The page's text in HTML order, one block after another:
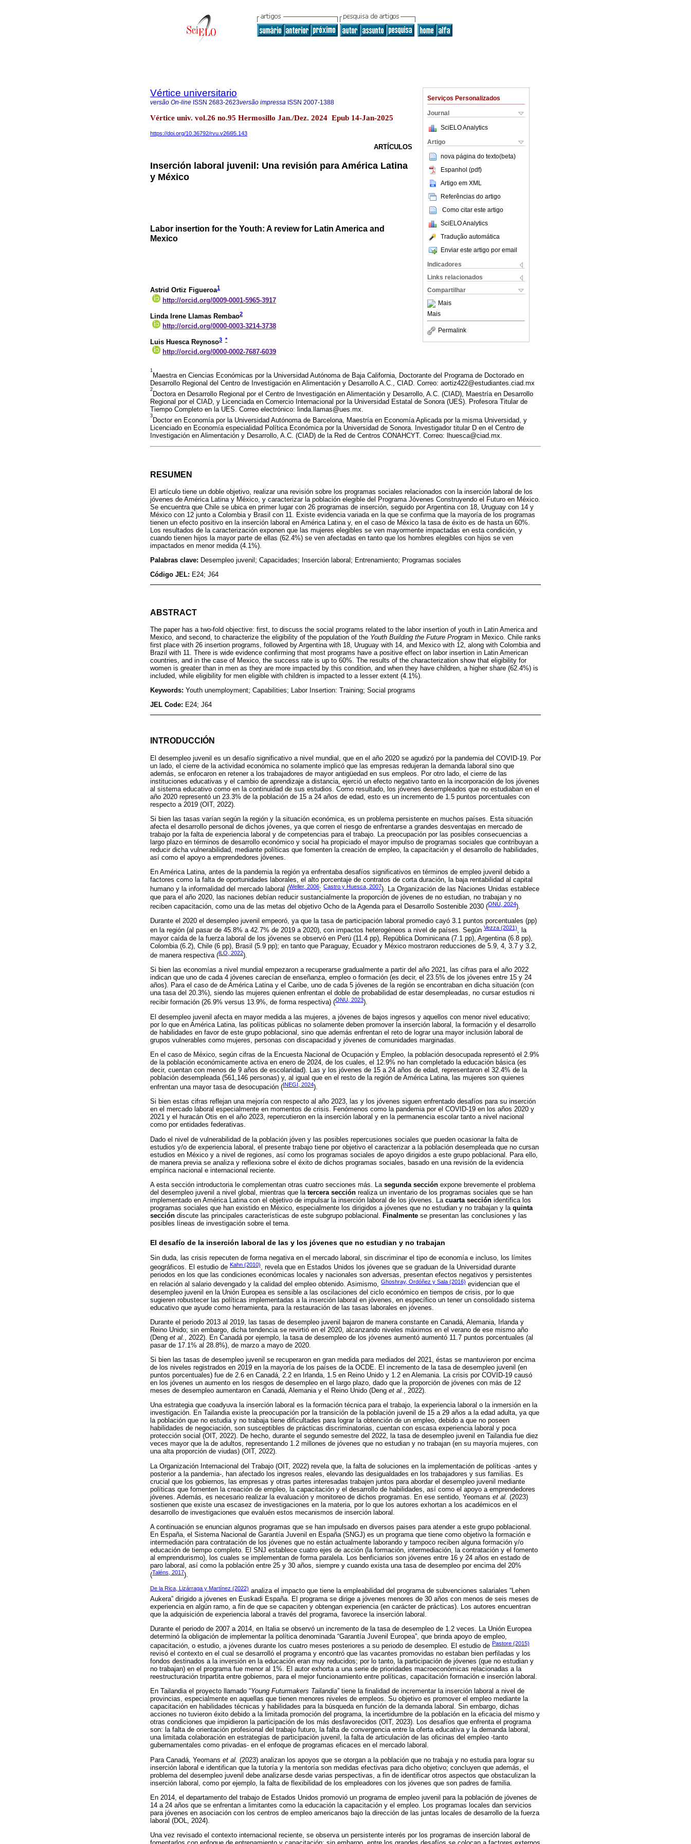
Serviços Personalizados
Journal
SciELO Analytics
Artigo
nova página do texto(beta)
Espanhol (pdf)
Artigo em XML
Referências do artigo
Como citar este artigo
SciELO Analytics
Tradução automática
Enviar este artigo por email
Indicadores
Links relacionados
Compartilhar
Mais
Mais
Permalink
Vértice universitario
versão On-line ISSN 2683-2623versão impressa ISSN 2007-1388
Vértice univ. vol.26 no.95 Hermosillo Jan./Dez. 2024 Epub 14-Jan-2025
https://doi.org/10.36792/rvu.v26i95.143
ARTÍCULOS
Inserción laboral juvenil: Una revisión para América Latina
y México
Labor insertion for the Youth: A review for Latin America and
Mexico
Astrid Ortiz Figueroa1
http://orcid.org/0009-0001-5965-3917
Linda Irene Llamas Rembao2
http://orcid.org/0000-0003-3214-3738
Luis Huesca Reynoso3 *
http://orcid.org/0000-0002-7687-6039
1
Maestra en Ciencias Económicas por la Universidad Autónoma de Baja California, Doctorante del Programa de Doctorado en
Desarrollo Regional del Centro de Investigación en Alimentación y Desarrollo A.C., CIAD. Correo: aortiz422@estudiantes.ciad.mx
2
Doctora en Desarrollo Regional por el Centro de Investigación en Alimentación y Desarrollo, A.C. (CIAD), Maestría en Desarrollo
Regional por el CIAD, y Licenciada en Comercio Internacional por la Universidad Estatal de Sonora (UES). Profesora Titular de
Tiempo Completo en la UES. Correo electrónico: linda.llamas@ues.mx.
3
Doctor en Economía por la Universidad Autónoma de Barcelona, Maestría en Economía Aplicada por la misma Universidad, y
Licenciado en Economía especialidad Política Económica por la Universidad de Sonora. Investigador titular D en el Centro de
Investigación en Alimentación y Desarrollo, A.C. (CIAD) de la Red de Centros CONAHCYT. Correo: lhuesca@ciad.mx.
RESUMEN
El artículo tiene un doble objetivo, realizar una revisión sobre los programas sociales relacionados con la inserción laboral de los
jóvenes de América Latina y México, y caracterizar la población elegible del Programa Jóvenes Construyendo el Futuro en México.
Se encuentra que Chile se ubica en primer lugar con 26 programas de inserción, seguido por Argentina con 18, Uruguay con 14 y
México con 12 junto a Colombia y Brasil con 11. Existe evidencia variada en la que se confirma que la mayoría de los programas
tienen un efecto positivo en la inserción laboral en América Latina y, en el caso de México la tasa de éxito es de hasta un 60%.
Los resultados de la caracterización exponen que las mujeres elegibles se ven mayormente impactadas en esta condición, y
cuando tienen hijos la mayor parte de ellas (62.4%) se ven afectadas en tanto que los hombres elegibles con hijos se ven
impactados en menor medida (4.1%).
Palabras clave: Desempleo juvenil; Capacidades; Inserción laboral; Entrenamiento; Programas sociales
Código JEL: E24; J64
ABSTRACT
The paper has a two-fold objective: first, to discuss the social programs related to the labor insertion of youth in Latin America and
Mexico, and second, to characterize the eligibility of the population of the Youth Building the Future Program in Mexico. Chile ranks
first place with 26 insertion programs, followed by Argentina with 18, Uruguay with 14, and Mexico with 12, along with Colombia and
Brazil with 11. There is wide evidence confirming that most programs have a positive effect on labor insertion in Latin American
countries, and in the case of Mexico, the success rate is up to 60%. The results of the characterization show that eligibility for
women is greater than in men as they are more impacted by this condition, and when they have children, a higher share (62.4%) is
included, while eligibility for men eligible with children is impacted to a lesser extent (4.1%).
Keywords: Youth unemployment; Capabilities; Labor Insertion: Training; Social programs
JEL Code: E24; J64
INTRODUCCIÓN
El desempleo juvenil es un desafío significativo a nivel mundial, que en el año 2020 se agudizó por la pandemia del COVID-19. Por
un lado, el cierre de la actividad económica no solamente implicó que las empresas redujeran la demanda laboral sino que
además, se enfocaron en retener a los trabajadores de mayor antigüedad en sus empleos. Por otro lado, el cierre de las
instituciones educativas y el cambio de aprendizaje a distancia, ejerció un efecto negativo tanto en la incorporación de los jóvenes
al sistema educativo como en la continuidad de sus estudios. Como resultado, los jóvenes desempleados que no estudiaban en el
año 2020 representó un 23.3% de la población de 15 a 24 años de edad, esto es un incremento de 1.5 puntos porcentuales con
respecto a 2019 (OIT, 2022).
Si bien las tasas varían según la región y la situación económica, es un problema persistente en muchos países. Esta situación
afecta el desarrollo personal de dichos jóvenes, ya que corren el riesgo de enfrentarse a grandes desventajas en mercado de
trabajo por la falta de experiencia laboral y de competencias para el trabajo. La preocupación por las posibles consecuencias a
largo plazo en términos de desarrollo económico y social ha propiciado el mayor impulso de programas sociales que contribuyan a
reducir dicha vulnerabilidad, mediante políticas que fomenten la creación de empleo, la capacitación y el desarrollo de habilidades,
así como el apoyo a emprendedores jóvenes.
En América Latina, antes de la pandemia la región ya enfrentaba desafíos significativos en términos de empleo juvenil debido a
factores como la falta de oportunidades laborales, el alto porcentaje de contratos de corta duración, la baja rentabilidad al capital
humano y la informalidad del mercado laboral (Weller, 2006; Castro y Huesca, 2007). La Organización de las Naciones Unidas establece
que para el año 2020, las naciones debían reducir sustancialmente la proporción de jóvenes de no estudian, no trabajan y no
reciben capacitación, como una de las metas del objetivo Ocho de la Agenda para el Desarrollo Sostenible 2030 (ONU, 2024).
Durante el 2020 el desempleo juvenil empeoró, ya que la tasa de participación laboral promedio cayó 3.1 puntos porcentuales (pp)
en la región (al pasar de 45.8% a 42.7% de 2019 a 2020), con impactos heterogéneos a nivel de países. Según Vezza (2021), la
mayor caída de la fuerza laboral de los jóvenes se observó en Perú (11.4 pp), República Dominicana (7.1 pp), Argentina (6.8 pp),
Colombia (6.2), Chile (6 pp), Brasil (5.9 pp); en tanto que Paraguay, Ecuador y México mostraron reducciones de 5.9, 4, 3.7 y 3.2,
de manera respectiva (ILO, 2022).
Si bien las economías a nivel mundial empezaron a recuperarse gradualmente a partir del año 2021, las cifras para el año 2022
indican que uno de cada 4 jóvenes carecían de enseñanza, empleo o formación (es decir, el 23.5% de los jóvenes entre 15 y 24
años). Para el caso de de América Latina y el Caribe, uno de cada 5 jóvenes de la región se encontraban en dicha situación (con
una tasa del 20.3%), siendo las mujeres quienen enfrentan el doble de probabilidad de estar desempleadas, no cursar estudios ni
recibir formación (26.9% versus 13.9%, de forma respectiva) (ONU, 2023).
El desempleo juvenil afecta en mayor medida a las mujeres, a jóvenes de bajos ingresos y aquellos con menor nivel educativo;
por lo que en América Latina, las políticas públicas no solamente deben promover la inserción laboral, la formación y el desarrollo
de habilidades en favor de este grupo poblacional, sino que además enfrentan el reto de lograr una mayor inclusión laboral de
grupos vulnerables como mujeres, personas con discapacidad y jóvenes de comunidades marginadas.
En el caso de México, según cifras de la Encuesta Nacional de Ocupación y Empleo, la población desocupada representó el 2.9%
de la población económicamente activa en enero de 2024, de los cuales, el 12.9% no han completado la educación básica (es
decir, cuentan con menos de 9 años de escolaridad). Las y los jóvenes de 15 a 24 años de edad, representaron el 32.4% de la
población desempleada (561,146 personas) y, al igual que en el resto de la región de América Latina, las mujeres son quienes
enfrentan una mayor tasa de desocupación (INEGI, 2024).
Si bien estas cifras reflejan una mejoría con respecto al año 2023, las y los jóvenes siguen enfrentado desafíos para su inserción
en el mercado laboral especialmente en momentos de crisis. Fenómenos como la pandemia por el COVID-19 en los años 2020 y
2021 y el huracán Otis en el año 2023, repercutieron en la inserción laboral y en la permanencia escolar tanto a nivel nacional
como por entidades federativas.
Dado el nivel de vulnerabilidad de la población jóven y las posibles repercusiones sociales que pueden ocasionar la falta de
estudios y/o de experiencia laboral, el presente trabajo tiene por objetivo el caracterizar a la población desempleada que no cursan
estudios en México y a nivel de regiones, así como los programas sociales de apoyo dirigidos a este grupo poblacional. Para ello,
de manera previa se analiza y reflexiona sobre el éxito de dichos programas sociales, basado en una revisión de la evidencia
empírica nacional e internacional reciente.
A esta sección introductoria le complementan otras cuatro secciones más. La segunda sección expone brevemente el problema
del desempleo juvenil a nivel global, mientras que la tercera sección realiza un inventario de los programas sociales que se han
implementado en América Latina con el objetivo de impulsar la inserción laboral de los jóvenes. La cuarta sección identifica los
programas sociales que han existido en México, especialmente los dirigidos a jóvenes que no estudian y no trabajan y la quinta
sección discute las principales características de este subgrupo poblacional. Finalmente se presentan las conclusiones y las
posibles líneas de investigación sobre el tema.
El desafío de la inserción laboral de las y los jóvenes que no estudian y no trabajan
Sin duda, las crisis repecuten de forma negativa en el mercado laboral, sin discriminar el tipo de economía e incluso, los límites
geográficos. El estudio de Kahn (2010), revela que en Estados Unidos los jóvenes que se graduan de la Universidad durante
periodos en los que las condiciones económicas locales y nacionales son adversas, presentan efectos negativos y persistentes
en relación al salario devengado y la calidad del empleo obtenido. Asimismo, Ghoshray, Ordóñez y Sala (2016) evidencian que el
desempleo juvenil en la Unión Europea es sensible a las oscilaciones del ciclo económico en tiempos de crisis, por lo que
sugieren robustecer las políticas implementadas a la inserción laboral en jóvenes, en específico un tener un consolidado sistema
educativo que ayude como herramienta, para la restauración de las tasas laborales en jóvenes.
Durante el periodo 2013 al 2019, las tasas de desempleo juvenil bajaron de manera constante en Canadá, Alemania, Irlanda y
Reino Unido; sin embargo, dicha tendencia se revirtió en el 2020, alcanzando niveles máximos en el verano de ese mismo año
(Deng et al.
, 2022). En Canadá por ejemplo, la tasa de desempleo de los jóvenes aumentó aumentó 11.7 puntos porcentuales (al
pasar de 17.1% al 28.8%), de marzo a mayo de 2020.
Si bien las tasas de desempleo juvenil se recuperaron en gran medida para mediados del 2021, éstas se mantuvieron por encima
de los niveles registrados en 2019 en la mayoría de los países de la OCDE. El incremento de la tasa de desempleo juvenil (en
puntos porcentuales) fue de 2.6 en Canadá, 2.2 en Irlanda, 1.5 en Reino Unido y 1.2 en Alemania. La crisis por COVID-19 causó
en los jóvenes un aumento en los riesgos de desempleo en el largo plazo, dado que la proporción de jóvenes con más de 12
meses de desempleo aumentaron en Canadá, Alemania y el Reino Unido (Deng et al. , 2022).
Una estrategia que coadyuva la inserción laboral es la formación técnica para el trabajo, la experiencia laboral o la inmersión en la
investigación. En Tailandia existe la preocupación por la transición de la población juvenil de 15 a 29 años a la edad adulta, ya que
la población que no estudia y no trabaja tiene dificultades para lograr la obtención de un empleo, debido a que no poseen
habilidades de negociación, son susceptibles de prácticas discriminatorias, cuentan con escasa experiencia laboral y poca
protección social (OIT, 2022). De hecho, durante el segundo semestre del 2022, la tasa de desempleo juvenil en Tailandia fue diez
veces mayor que la de adultos, representando 1.2 millones de jóvenes que no estudian y no trabajan (en su mayoría mujeres, con
una alta proporción de viudas) (OIT, 2022).
La Organización Internacional del Trabajo (OIT, 2022) revela que, la falta de soluciones en la implementación de políticas -antes y
posterior a la pandemia-, han afectado los ingresos reales, elevando las desigualdades en los trabajadores y sus familias. Es
crucial que los gobiernos, las empresas y otras partes interesadas trabajen juntos para abordar el desempleo juvenil mediante
políticas que fomenten la creación de empleo, la capacitación y el desarrollo de habilidades, así como el apoyo a emprendedores
jóvenes. Además, es necesario realizar la evaluación y monitoreo de dichos programas. En ese sentido, Yeomans et al. (2023)
sostienen que existe una escasez de investigaciones en la materia, por lo que los autores exhortan a los académicos en el
desarrollo de investigaciones que evaluén estos mecanismos de inserción laboral.
A continuación se enuncian algunos programas que se han impulsado en diversos paises para atender a este grupo poblacional.
En España, el Sistema Nacional de Garantía Juvenil en España (SNGJ) es un programa que tiene como objetivo la formación e
intermediación para contratación de los jóvenes que no están actualmente laborando y tampoco reciben alguna formación y/o
educación de tiempo completo. El SNJ establece cuatro ejes de acción (la formación, intermediación, la contratación y el fomento
al emprendurismo), los cuales se implementan de forma paralela. Los benficiarios son jóvenes entre 16 y 24 años en estado de
paro laboral, así como la población entre 25 y 30 años, siempre y cuando exista una tasa de desempleo por encima del 20%
(Taléns, 2017).
De la Rica, Lizárraga y Martínez (2022) analiza el impacto que tiene la empleabilidad del programa de subvenciones salariales “Lehen
Aukera” dirigido a jóvenes en Euskadi España. El programa se dirige a jóvenes menores de 30 años con menos de seis meses de
experiencia en algún ramo, a fin de que se capaciten y obtengan experiencia (en carácter de prácticas). Los autores encuentran
que la adquisición de experiencia laboral a través del programa, favorece la inserción laboral.
Durante el periodo de 2007 a 2014, en Italia se observó un incremento de la tasa de desempleo de 1.2 veces. La Unión Europea
determinó la obligación de implementar la política denominada “Garantía Juvenil Europea”, que brinda apoyo de empleo,
capacitación, o estudio, a jóvenes durante los cuatro meses posteriores a su periodo de desempleo. El estudio de Pastore (2015)
revisó el contexto en el cual se desarrolló el programa y encontró que las vacantes promovidas no estaban bien perfiladas y los
fondos destinados a la inversión en la educación eran muy reducidos; por lo tanto, la participación de jóvenes (que no estudian y
no trabajan) en el programa fue menor al 1%. El autor exhorta a una serie de prioridades macroeconómicas relacionadas a la
reestructuración tripartita entre gobiernos, para el mejor funcionamiento entre políticas, capacitación formación e inserción laboral.
En Tailandia el proyecto llamado “Young Futurmakers Tailandia” tiene la finalidad de incrementar la inserción laboral a nivel de
provincias, especialmente en aquellas que tienen menores niveles de empleos. Su objetivo es promover el empleo mediante la
capacitación en habilidades técnicas y habilidades para la búsqueda en función de la demanda laboral. Sin embargo, dichas
acciones no tuvieron éxito debido a la limitada promoción del programa, la incertidumbre de la población en la eficacia del mismo y
otras condiciones que impidieron la participación de los más desfavorecidos (OIT, 2023). Los desafíos que enfrenta el programa
son: la falta de orientación profesional del trabajo futuro, la falta de convergencia entre la oferta educativa y la demanda laboral,
una limitada colaboración en estrategias de participación juvenil, la falta de articulación de las oficinas del empleo -tanto
gubernamentales como privadas- en el enfoque de programas eficaces en el mercado laboral.
Para Canadá, Yeomans et al. (2023) analizan los apoyos que se otorgan a la población que no trabaja y no estudia para lograr su
inserción laboral e identifican que la tutoría y la mentoría son medidas efectivas para dicho objetivo; concluyen que además, el
problema del desempleo juvenil debe analizarse desde varias perspectivas, a fin de identificar otros aspectos que obstaculizan la
inserción laboral, como por ejemplo, la falta de flexibilidad de los empleadores con los jóvenes que son padres de familia.
En 2014, el departamento del trabajo de Estados Unidos promovió un programa de empleo juvenil para la población de jóvenes de
14 a 24 años que se enfrentan a limitantes como la educación la capacitación y el empleo. Los programas locales dan servicios
para jóvenes en asociación con los centros de empleo americanos bajo la dirección de las juntas locales de desarrollo de la fuerza
laboral (DOL, 2024).
Una vez revisado el contexto internacional reciente, se observa un persistente interés por los programas de inserción laboral de